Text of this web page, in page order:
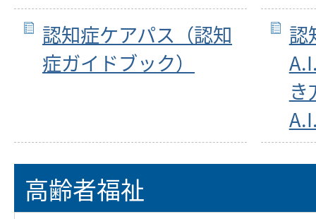
認知症ケアパス（認知
症ガイドブック）
認
高齢者福祉